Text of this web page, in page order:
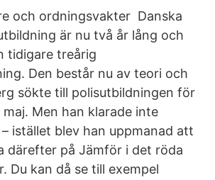
och ordningsvakter Danska
är nu två år lång och
tidigare treårig
Den består nu av teori och
sökte till polisutbildningen för
Men han klarade inte
istället blev han uppmanad att
därefter på Jämför i det röda
Du kan då se till exempel